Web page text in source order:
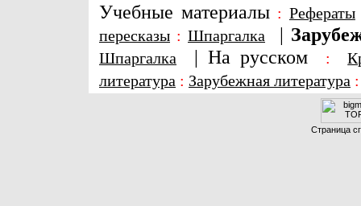
Учебные материалы : Рефераты
пересказы : Шпаргалка |
Шпаргалка | На русском :
литература : Зарубежная литература
Страница